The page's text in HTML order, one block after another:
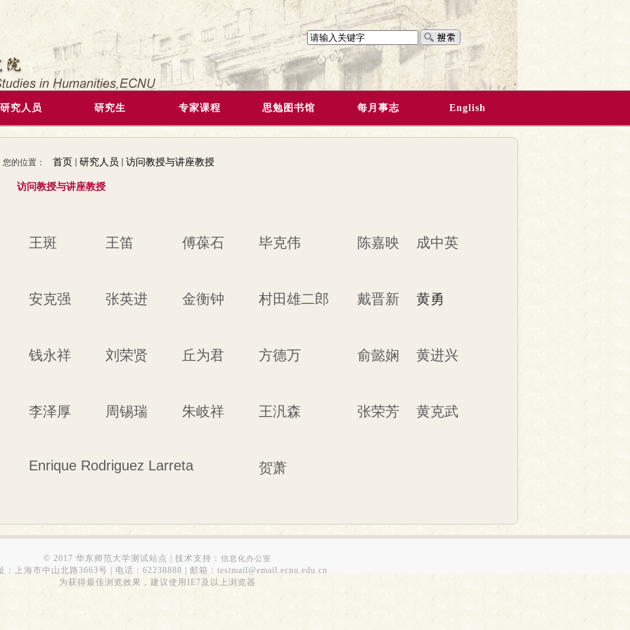
研究人员 研究生 专家课程 思勉图书馆 每月事志 English
您的位置： 首页 研究人员 访问教授与讲座教授
访问教授与讲座教授
王斑 王笛 傅葆石 毕克伟 陈嘉映 成中英
安克强 张英进 金衡钟 村田雄二郎 戴晋新 黄勇
钱永祥 刘荣贤 丘为君 方德万 俞懿娴 黄进兴
李泽厚 周锡瑞 朱岐祥 王汎森 张荣芳 黄克武
Enrique Rodriguez Larreta 贺萧
© 2017 华东师范大学测试站点 | 技术支持： 信息化办公室
：上海市中山北路3663号 | 电话：62238888 | 邮箱：testmail@email.ecnu.edu.cn
为获得最佳浏览效果，建议使用IE7及以上浏览器